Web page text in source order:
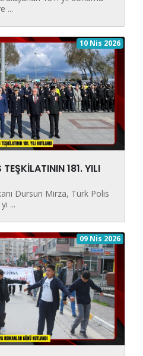
...
10 Nis 2026
181. YILI
Dursun Mirza, Türk Polis
...
09 Nis 2026